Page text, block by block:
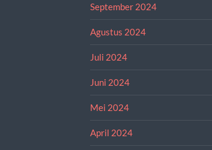
September 2024
Agustus 2024
Juli 2024
Juni 2024
Mei 2024
April 2024